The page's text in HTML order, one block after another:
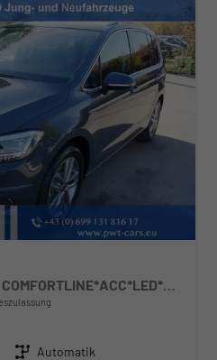
Comfortline 1.5 TSI DSG COMFORTLINE*ACC*LED*PDC*KAMERA*NAVI*SHZ* 7-SITZER 17-ZOLL
Getriebe Automatik